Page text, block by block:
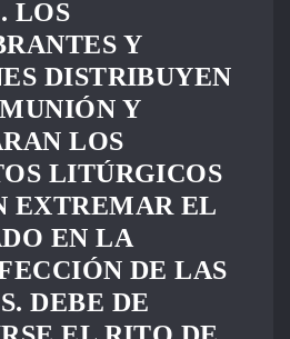
LOS
Y
DISTRIBUYEN
Y
LOS
LITÚRGICOS
EXTREMAR EL
EN LA
DE LAS
DEBE DE